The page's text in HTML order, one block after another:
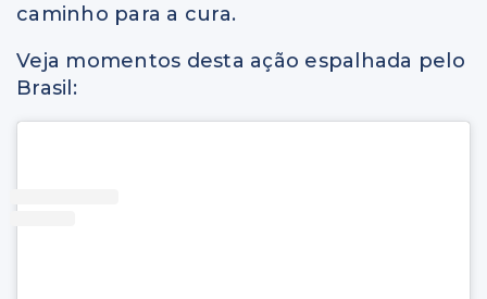
caminho para a cura.
Veja momentos desta ação espalhada pelo
Brasil: